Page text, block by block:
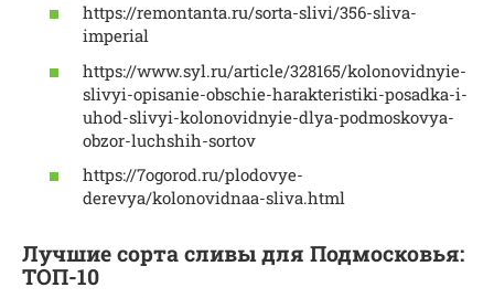
https://remontanta.ru/sorta-slivi/356-sliva-
imperial
https://www.syl.ru/article/328165/kolonovidnyie-
slivyi-opisanie-obschie-harakteristiki-posadka-i-
uhod-slivyi-kolonovidnyie-dlya-podmoskovya-
obzor-luchshih-sortov
https://7ogorod.ru/plodovye-
derevya/kolonovidnaa-sliva.html
Лучшие сорта сливы для Подмосковья:
ТОП-10